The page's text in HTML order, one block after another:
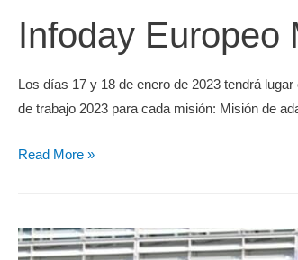
Infoday Europeo
Los días 17 y 18 de enero de 2023 tendrá
de trabajo 2023 para cada misión: Misión de
Read More »